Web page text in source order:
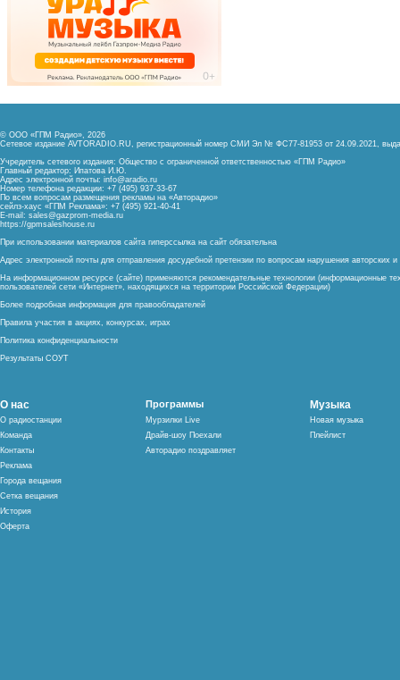
© ООО «ГПМ Радио», 2026
Сетевое издание AVTORADIO.RU, регистрационный номер СМИ Эл № ФС77-81953 от 24.09.2021,
Учредитель сетевого издания: Общество с ограниченной ответственностью «ГПМ Радио»
Главный редактор: Ипатова И.Ю.
Адрес электронной почты: info@aradio.ru
Номер телефона редакции: +7 (495) 937-33-67
По всем вопросам размещения рекламы на «Авторадио»
сейлз-хаус «ГПМ Реклама»: +7 (495) 921-40-41
E-mail: sales@gazprom-media.ru
https://gpmsaleshouse.ru
При использовании материалов сайта гиперссылка на сайт обязательна
Адрес электронной почты для отправления досудебной претензии по вопросам нарушения авторских
На информационном ресурсе (сайте) применяются рекомендательные технологии (информационные
пользователей сети «Интернет», находящихся на территории Российской Федерации)
Более подробная информация для правообладателей
Правила участия в акциях, конкурсах, играх
Политика конфиденциальности
Результаты СОУТ
О нас
О радиостанции
Команда
Контакты
Реклама
Города вещания
Сетка вещания
История
Оферта
Программы
Мурзилки Live
Драйв-шоу Поехали
Авторадио поздравляет
Музыка
Новая музыка
Плейлист